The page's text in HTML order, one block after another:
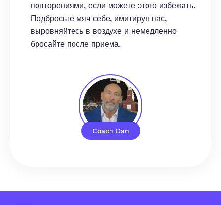
Coach Dan
повторениями, если можете этого избежать.
Подбросьте мяч себе, имитируя пас,
выровняйтесь в воздухе и немедленно
бросайте после приема.